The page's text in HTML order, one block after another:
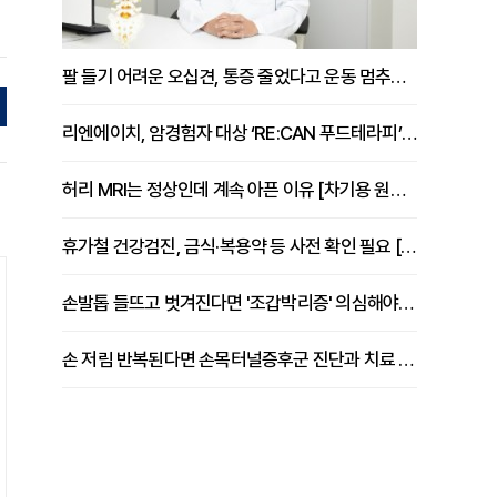
팔 들기 어려운 오십견, 통증 줄었다고 운동 멈추면 안 되는 이유 [이병욱 원장 칼럼]
리엔에이치, 암경험자 대상 ‘RE:CAN 푸드테라피’ 운영
허리 MRI는 정상인데 계속 아픈 이유 [차기용 원장 칼럼]
휴가철 건강검진, 금식·복용약 등 사전 확인 필요 [정도감 원장 칼럼]
손발톱 들뜨고 벗겨진다면 '조갑박리증' 의심해야 [김철윤 원장 칼럼]
손 저림 반복된다면 손목터널증후군 진단과 치료 시기 살펴야 [김동현 원장 칼럼]